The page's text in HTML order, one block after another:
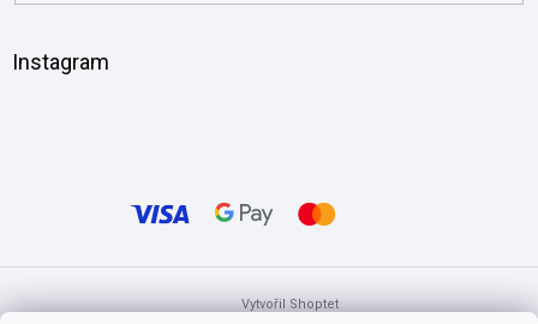
Instagram
Vytvořil Shoptet